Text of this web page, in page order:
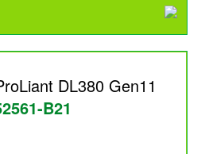
DL380 Gen11
B21